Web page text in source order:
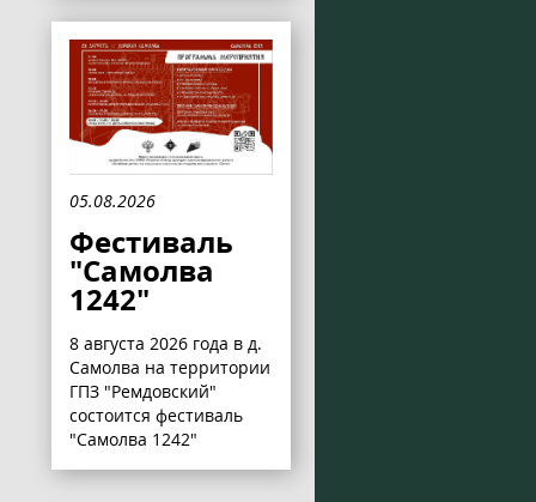
05.08.2026
Фестиваль
"Самолва
1242"
8 августа 2026 года в д.
Самолва на территории
ГПЗ "Ремдовский"
состоится фестиваль
"Самолва 1242"